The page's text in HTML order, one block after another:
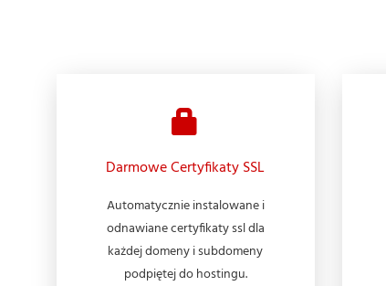
Darmowe Certyfikaty SSL
Automatycznie instalowane i
odnawiane certyfikaty ssl dla
każdej domeny i subdomeny
podpiętej do hostingu.